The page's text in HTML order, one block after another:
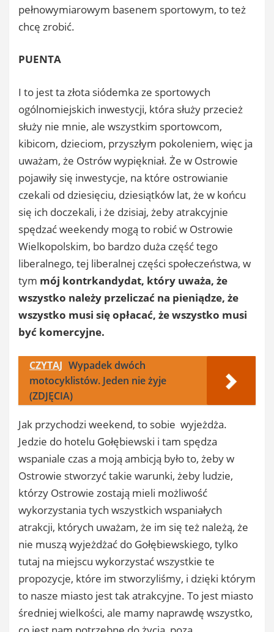
pełnowymiarowym basenem sportowym, to też
chcę zrobić.
PUENTA
I to jest ta złota siódemka ze sportowych
ogólnomiejskich inwestycji, która służy przecież
służy nie mnie, ale wszystkim sportowcom,
kibicom, dzieciom, przyszłym pokoleniem, więc ja
uważam, że Ostrów wypiękniał. Że w Ostrowie
pojawiły się inwestycje, na które ostrowianie
czekali od dziesięciu, dziesiątków lat, że w końcu
się ich doczekali, i że dzisiaj, żeby atrakcyjnie
spędzać weekendy mogą to robić w Ostrowie
Wielkopolskim, bo bardzo duża część tego
liberalnego, tej liberalnej części społeczeństwa, w
tym mój kontrkandydat, który uważa, że
wszystko należy przeliczać na pieniądze, że
wszystko musi się opłacać, że wszystko musi
być komercyjne.
CZYTAJ Wypadek dwóch
motocyklistów. Jeden nie żyje
(ZDJĘCIA)
Jak przychodzi weekend, to sobie wyjeżdża.
Jedzie do hotelu Gołębiewski i tam spędza
wspaniale czas a moją ambicją było to, żeby w
Ostrowie stworzyć takie warunki, żeby ludzie,
którzy Ostrowie zostają mieli możliwość
wykorzystania tych wszystkich wspaniałych
atrakcji, których uważam, że im się też należą, że
nie muszą wyjeżdżać do Gołębiewskiego, tylko
tutaj na miejscu wykorzystać wszystkie te
propozycje, które im stworzyliśmy, i dzięki którym
to nasze miasto jest tak atrakcyjne. To jest miasto
średniej wielkości, ale mamy naprawdę wszystko,